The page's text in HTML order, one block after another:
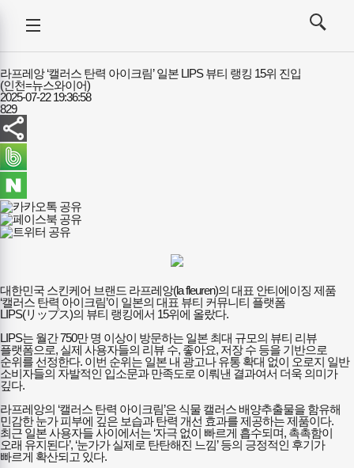
전체메뉴
열기/
검색
열기/
라프레앙 ‘캘러스 탄력 아이크림’ 일본 LIPS 뷰티 랭킹 15위 진입
(인천=뉴스와이어)
2025-07-22 19:36:58
829
대한민국 스킨케어 브랜드 라프레앙(la fleuren)의 대표 안티에이징 제품
‘캘러스 탄력 아이크림’이 일본의 대표 뷰티 커뮤니티 플랫폼
LIPS(リップス)의 뷰티 랭킹에서 15위에 올랐다.
LIPS는 월간 750만 명 이상이 방문하는 일본 최대 규모의 뷰티 리뷰
플랫폼으로, 실제 사용자들의 리뷰 수, 좋아요, 저장 수 등을 기반으로
순위를 선정한다. 이번 순위는 일본 내 광고나 유통 확대 없이 오로지 일반
소비자들의 자발적인 입소문과 만족도로 이뤄낸 결과여서 더욱 의미가
깊다.
라프레앙의 ‘캘러스 탄력 아이크림’은 식물 캘러스 배양추출물을 함유해
민감한 눈가 피부에 깊은 보습과 탄력 개선 효과를 제공하는 제품이다.
최근 일본 사용자들 사이에서는 ‘자극 없이 빠르게 흡수되며, 촉촉함이
오래 유지된다’, ‘눈가가 실제로 탄탄해진 느낌’ 등의 긍정적인 후기가
빠르게 확산되고 있다.